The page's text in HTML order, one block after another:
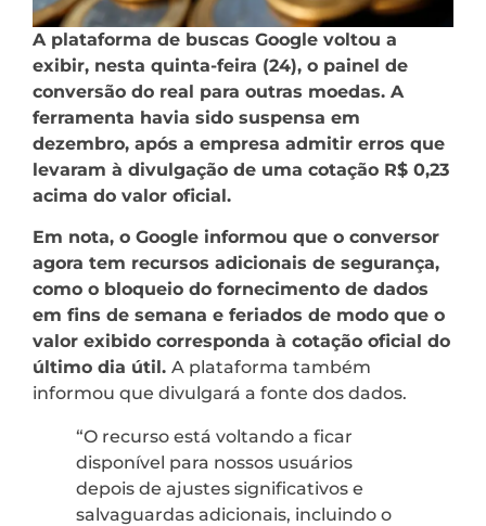
A plataforma de buscas Google voltou a
exibir, nesta quinta-feira (24), o painel de
conversão do real para outras moedas. A
ferramenta havia sido suspensa em
dezembro, após a empresa admitir erros que
levaram à divulgação de uma cotação R$ 0,23
acima do valor oficial.
Em nota, o Google informou que o conversor
agora tem recursos adicionais de segurança,
como o bloqueio do fornecimento de dados
em fins de semana e feriados de modo que o
valor exibido corresponda à cotação oficial do
último dia útil. A plataforma também
informou que divulgará a fonte dos dados.
“O recurso está voltando a ficar
disponível para nossos usuários
depois de ajustes significativos e
salvaguardas adicionais, incluindo o